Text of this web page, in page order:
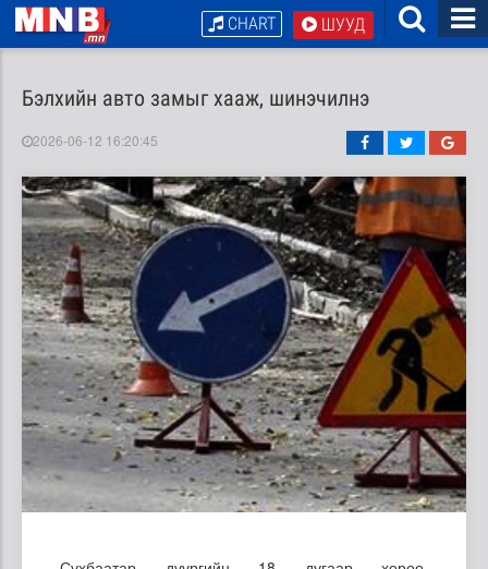
ШУУД
CHART
Бэлхийн авто замыг хааж, шинэчилнэ
2026-06-12 16:20:45